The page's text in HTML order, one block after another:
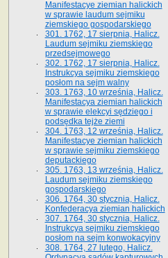
Manifestacye ziemian halickich
w sprawie laudum sejmiku
ziemskiego gospodarskiego
301. 1762, 17 sierpnia, Halicz.
Laudum sejmiku ziemskiego
przedsejmowego
302. 1762, 17 sierpnia, Halicz.
Instrukcya sejmiku ziemskiego
posłom na sejm walny
303. 1763, 10 września, Halicz.
Manifestacya ziemian halickich
w sprawie elekcyi sędziego i
podsędka tejże ziemi
304. 1763, 12 września, Halicz.
Manifestacye ziemian halickich
w sprawie sejmiku ziemskiego
deputackiego
305. 1763, 13 września, Halicz.
Laudum sejmiku ziemskiego
gospodarskiego
306. 1764, 30 stycznia, Halicz.
Konfederacya ziemian halickich
307. 1764, 30 stycznia, Halicz.
Instrukcya sejmiku ziemskiego
posłom na sejm konwokacyjny
308. 1764, 27 lutego, Halicz.